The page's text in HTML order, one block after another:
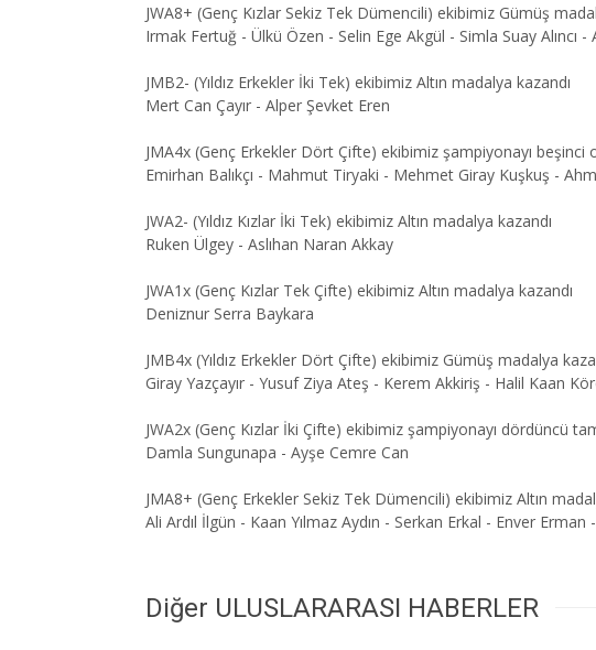
JWA8+ (Genç Kızlar Sekiz Tek Dümencili) ekibimiz Gümüş
Irmak Fertuğ - Ülkü Özen - Selin Ege Akgül - Simla Suay
JMB2- (Yıldız Erkekler İki Tek) ekibimiz Altın madalya kazandı
Mert Can Çayır - Alper Şevket Eren
JMA4x (Genç Erkekler Dört Çifte) ekibimiz şampiyonayı beşinci
Emirhan Balıkçı - Mahmut Tiryaki - Mehmet Giray Kuşkuş -
JWA2- (Yıldız Kızlar İki Tek) ekibimiz Altın madalya kazandı
Ruken Ülgey - Aslıhan Naran Akkay
JWA1x (Genç Kızlar Tek Çifte) ekibimiz Altın madalya kazandı
Deniznur Serra Baykara
JMB4x (Yıldız Erkekler Dört Çifte) ekibimiz Gümüş madalya
Giray Yazçayır - Yusuf Ziya Ateş - Kerem Akkiriş - Halil Kaan
JWA2x (Genç Kızlar İki Çifte) ekibimiz şampiyonayı dördüncü
Damla Sungunapa - Ayşe Cemre Can
JMA8+ (Genç Erkekler Sekiz Tek Dümencili) ekibimiz Altın
Ali Ardıl İlgün - Kaan Yılmaz Aydın - Serkan Erkal - Enver
Diğer ULUSLARARASI HABERLER